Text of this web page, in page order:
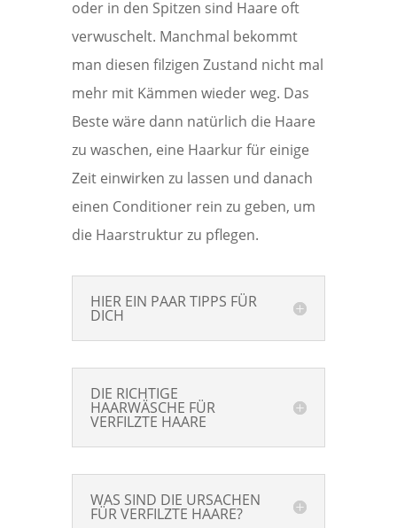
oder in den Spitzen sind Haare oft
verwuschelt. Manchmal bekommt
man diesen filzigen Zustand nicht mal
mehr mit Kämmen wieder weg. Das
Beste wäre dann natürlich die Haare
zu waschen, eine Haarkur für einige
Zeit einwirken zu lassen und danach
einen Conditioner rein zu geben, um
die Haarstruktur zu pflegen.
HIER EIN PAAR TIPPS FÜR
DICH
DIE RICHTIGE
HAARWÄSCHE FÜR
VERFILZTE HAARE
WAS SIND DIE URSACHEN
FÜR VERFILZTE HAARE?